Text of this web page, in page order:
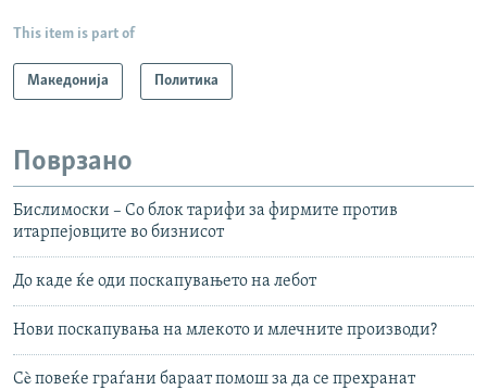
This item is part of
Македонија Политика
Поврзано
Бислимоски – Со блок тарифи за фирмите против
итарпејовците во бизнисот
До каде ќе оди поскапувањето на лебот
Нови поскапувања на млекото и млечните производи?
Сè повеќе граѓани бараат помош за да се прехранат